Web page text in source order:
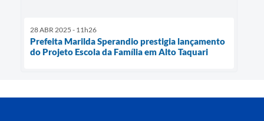
28 ABR 2025 - 11h26
Prefeita Marilda Sperandio prestigia lançamento
do Projeto Escola da Família em Alto Taquari